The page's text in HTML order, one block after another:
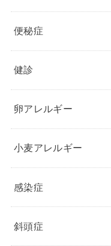
便秘症
健診
卵アレルギー
小麦アレルギー
感染症
斜頭症